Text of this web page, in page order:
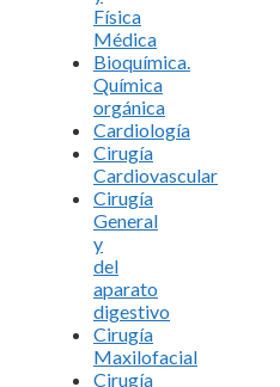
Física
Médica
Bioquímica.
Química
orgánica
Cardiología
Cirugía
Cardiovascular
Cirugía
General
y
del
aparato
digestivo
Cirugía
Maxilofacial
Cirugía